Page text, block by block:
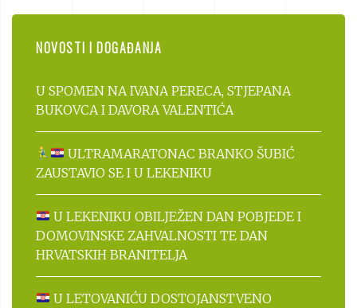
NOVOSTI I DOGAĐANJA
U SPOMEN NA IVANA PERECA, STJEPANA
BUKOVCA I DAVORA VALENTIĆA
ULTRAMARATONAC BRANKO ŠUBIĆ
ZAUSTAVIO SE I U LEKENIKU
U LEKENIKU OBILJEŽEN DAN POBJEDE I
DOMOVINSKE ZAHVALNOSTI TE DAN
HRVATSKIH BRANITELJA
U LETOVANIĆU DOSTOJANSTVENO